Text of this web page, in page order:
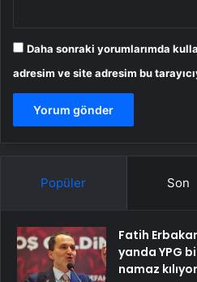
Daha sonraki yorumlarımda
adresim ve site adresim bu
Popüler Son
Fatih
yanda YPG
namaz